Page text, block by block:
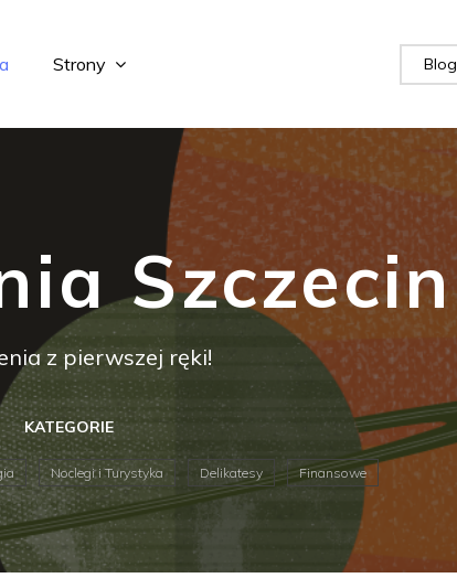
Strony Blog
Szczecin
z pierwszej ręki!
KATEGORIE
Noclegi i Turystyka Delikatesy Finansowe